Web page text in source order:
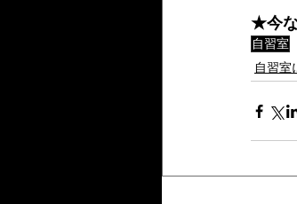
★今な
自習室
自習室